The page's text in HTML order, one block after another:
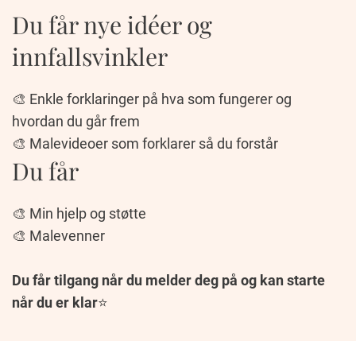
Du får nye idéer og
innfallsvinkler
🎨 Enkle forklaringer på hva som fungerer og
hvordan du går frem
🎨 Malevideoer som forklarer så du forstår
Du får
🎨 Min hjelp og støtte
🎨 Malevenner
Du får tilgang når du melder deg på og kan starte
når du er klar⭐️